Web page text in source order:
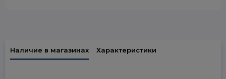
Наличие в магазинах Характеристики